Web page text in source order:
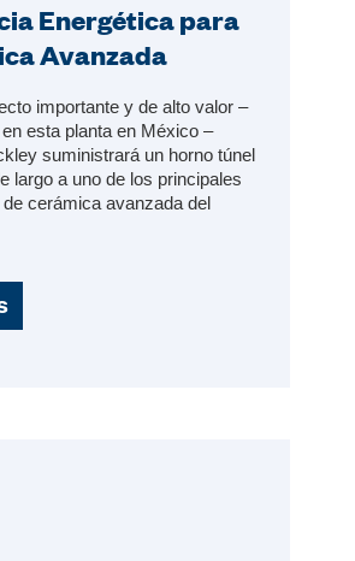
Energética para
Avanzada
importante y de alto valor –
esta planta en México –
suministrará un horno túnel
largo a uno de los principales
cerámica avanzada del